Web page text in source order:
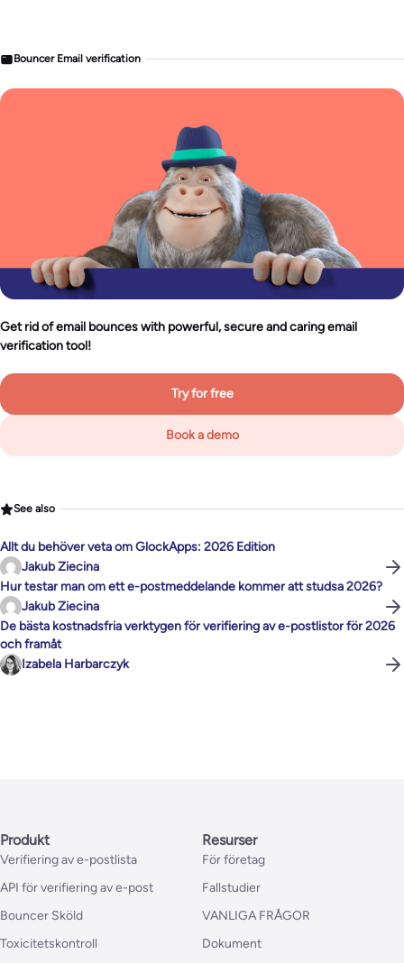
Bouncer Email verification
Get rid of email bounces with powerful, secure and caring email
verification tool!
Try for free
Book a demo
See also
Allt du behöver veta om GlockApps: 2026 Edition
Jakub Ziecina
Hur testar man om ett e-postmeddelande kommer att studsa 2026?
Jakub Ziecina
De bästa kostnadsfria verktygen för verifiering av e-postlistor för 2026
och framåt
Izabela Harbarczyk
Produkt
Verifiering av e-postlista
API för verifiering av e-post
Bouncer Sköld
Toxicitetskontroll
Resurser
För företag
Fallstudier
VANLIGA FRÅGOR
Dokument